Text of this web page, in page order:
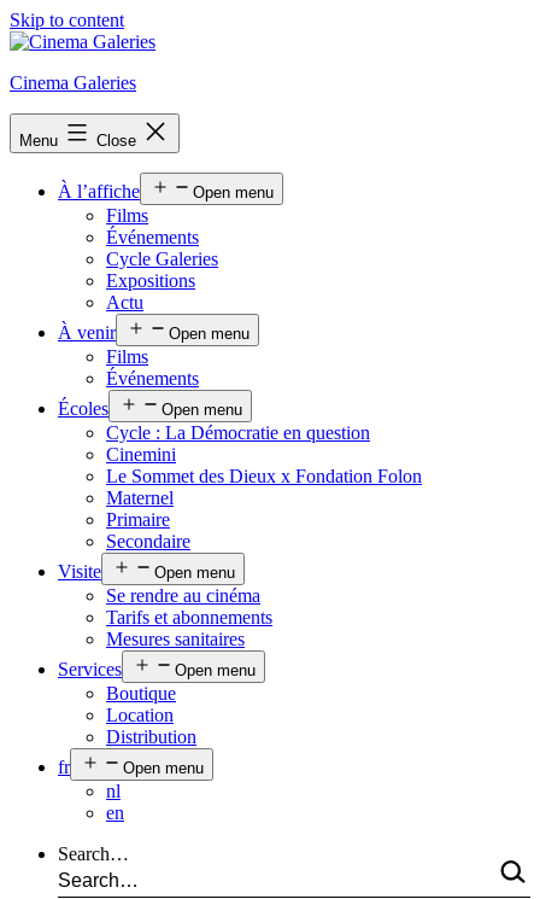
Skip to content
Cinema Galeries
Menu Close
À l’affiche Open menu
Films
Événements
Cycle Galeries
Expositions
Actu
À venir
Open menu
Films
Événements
Écoles
Open menu
Cycle : La Démocratie en question
Cinemini
Le Sommet des Dieux x Fondation Folon
Maternel
Primaire
Secondaire
Visite
Open menu
Se rendre au cinéma
Tarifs et abonnements
Mesures sanitaires
Services
Open menu
Boutique
Location
Distribution
fr
Open menu
nl
en
Search…